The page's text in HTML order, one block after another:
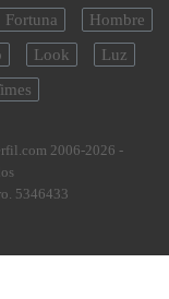
Fortuna
Hombre
Look
Luz
2006-2026 -
5346433